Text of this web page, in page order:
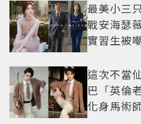
最美小三
戰安海瑟
實習生被
這次不當
巴「英倫
化身馬術